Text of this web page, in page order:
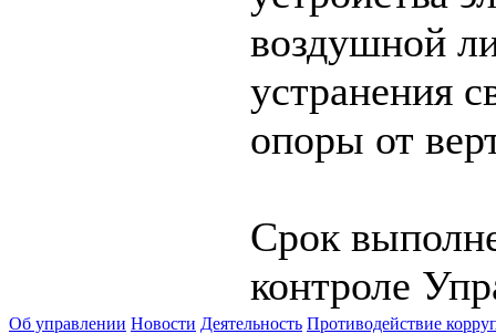
воздушной
устранения
опоры от
Срок
контроле
Об управлении Новости Деятельность Противодействие